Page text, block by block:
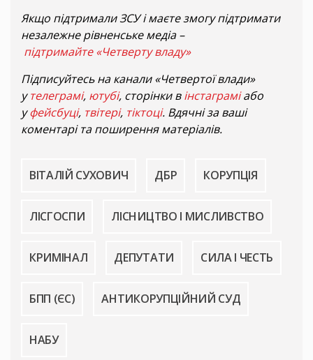
Якщо підтримали ЗСУ і маєте змогу підтримати
незалежне рівненське медіа –
підтримайте «Четверту владу»
Підписуйтесь на канали «Четвертої влади»
утелеграмі, ютубі, сторінки вінстаграміабо
уфейсбуці, твітері, тіктоці. Вдячні за ваші
коментарі та поширення матеріалів.
ВІТАЛІЙ СУХОВИЧ ДБР КОРУПЦІЯ
ЛІСГОСПИ ЛІСНИЦТВО І МИСЛИВСТВО
КРИМІНАЛ ДЕПУТАТИ СИЛА І ЧЕСТЬ
БПП (ЄС) АНТИКОРУПЦІЙНИЙ СУД
НАБУ